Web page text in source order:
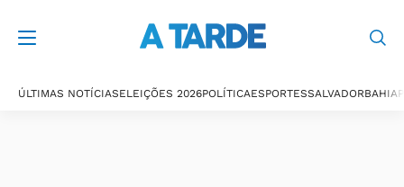
ÚLTIMAS NOTÍCIASELEIÇÕES 2026POLÍTICAESPORTESSALVADORBAHIA